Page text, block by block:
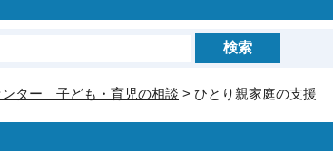
ンター 子ども・育児の相談 > ひとり親家庭の支援